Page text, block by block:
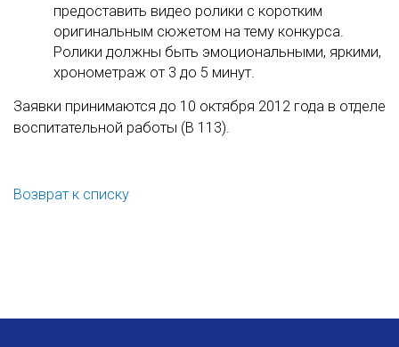
предоставить видео ролики с коротким
оригинальным сюжетом на тему конкурса.
Ролики должны быть эмоциональными, яркими,
хронометраж от 3 до 5 минут.
Заявки принимаются до 10 октября 2012 года в отделе
воспитательной работы (В 113).
Возврат к списку